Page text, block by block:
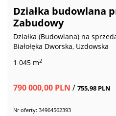
Działka budowlana
Zabudowy
Działka (Budowlana) na
Białołęka Dworska, Uzdowska
1 045 m2
790 000,00 PLN / 755,98 PLN
Nr oferty: 34964562393